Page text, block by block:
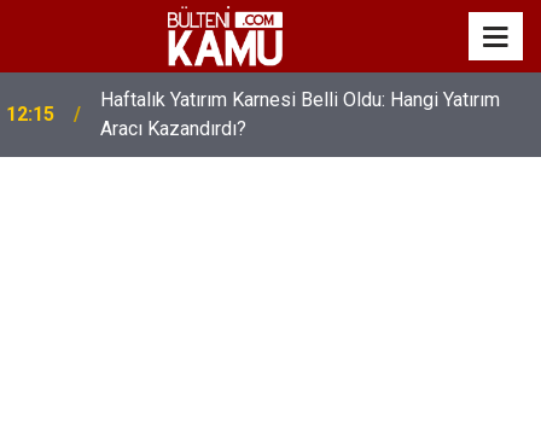
12:15
Haftalık Yatırım Karnesi Belli Oldu: Hangi Yatırım
Aracı Kazandırdı?